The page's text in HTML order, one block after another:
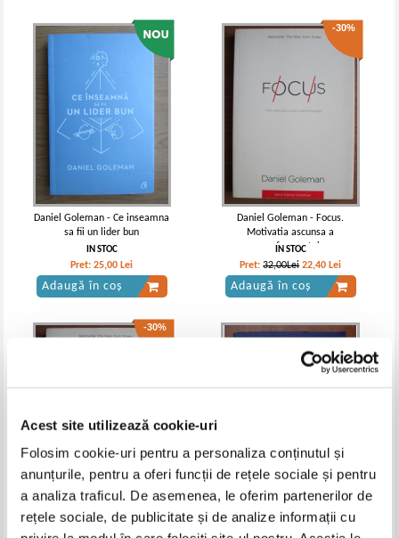
Acest site utilizează cookie-uri
Folosim cookie-uri pentru a personaliza conținutul și
anunțurile, pentru a oferi funcții de rețele sociale și pentru
a analiza traficul. De asemenea, le oferim partenerilor de
rețele sociale, de publicitate și de analize informații cu
Daniel Goleman - Ce inseamna
sa fii un lider bun
IN STOC
Pret:25,00 Lei
Adaugă în coș
-30%
Daniel Goleman - Focus.
Motivatia ascunsa a
performantei
IN STOC
Pret:32,00Lei 22,40 Lei
Adaugă în coș
-30%
Daniel Goleman - Focus.
Motivatia ascunsa a
Daniel Goleman - Inteligenta
emotionala, cheia succesului in